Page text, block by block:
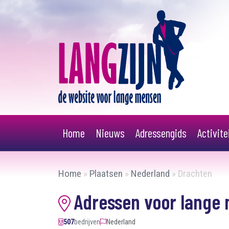
Home Nieuws Adressengids
Home » Plaatsen » Nederland » Drachten
Adressen voor
507bedrijven Nederland